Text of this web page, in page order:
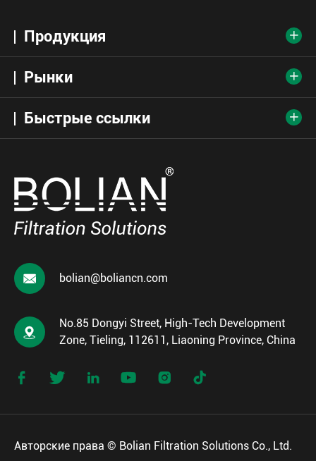
Продукция 
Рынки 
Быстрые ссылки 
 bolian@boliancn.com

No.85 Dongyi Street, High-Tech Development
Zone, Tieling, 112611, Liaoning Province, China
     
Авторские права © Bolian Filtration Solutions Co., Ltd.